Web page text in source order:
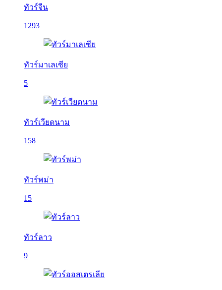
ทัวร์จีน
1293
ทัวร์มาเลเซีย
5
ทัวร์เวียดนาม
158
ทัวร์พม่า
15
ทัวร์ลาว
9